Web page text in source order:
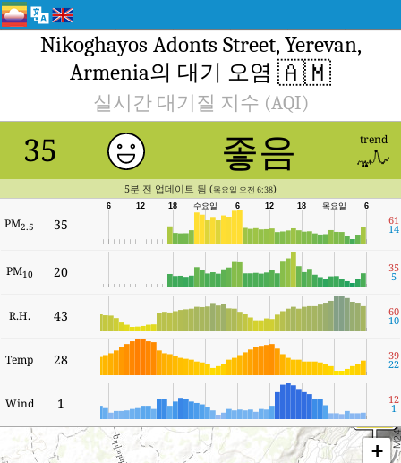
Nikoghayos Adonts Street, Yerevan,
Armenia의 대기 오염 🇦🇲
실시간 대기질 지수 (AQI)
35 좋음 trend
5분 전 업데이트 됨 (목요일 오전 6:38)
PM2.5 35
6
목요일
18
12
6
수요일
18
12
6
61
14
PM10 20 35
5
R.H. 43 60
10
Temp 28 39
22
Wind 1 12
1
+